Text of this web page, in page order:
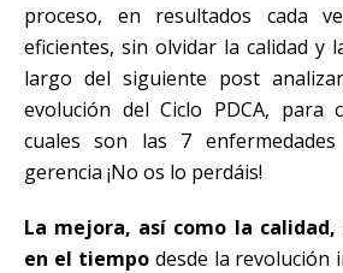
proceso, en resultados cada
eficientes, sin olvidar la calidad y
largo del siguiente post
evolución del Ciclo PDCA, para
cuales son las 7
gerencia ¡No os lo perdáis!
La mejora, así como la calidad,
en el tiempodesde la revolución